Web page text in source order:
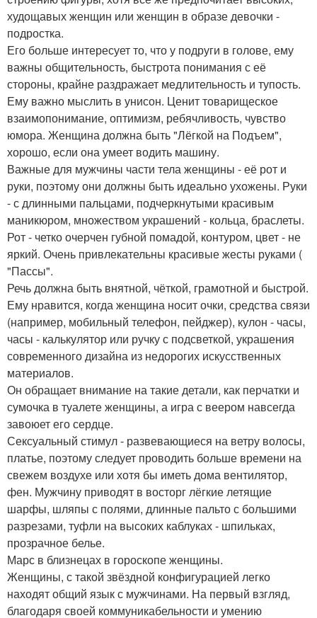
худощавых женщин или женщин в образе девочки -
подростка.
Его больше интересует то, что у подруги в голове, ему
важны общительность, быстрота понимания с её
стороны, крайне раздражает медлительность и тупость.
Ему важно мыслить в унисон. Ценит товарищеское
взаимопонимание, оптимизм, ребячливость, чувство
юмора. Женщина должна быть "Лёгкой на Подъем",
хорошо, если она умеет водить машину.
Важные для мужчины части тела женщины - её рот и
руки, поэтому они должны быть идеально ухожены. Руки
- с длинными пальцами, подчеркнутыми красивым
маникюром, множеством украшений - кольца, браслеты.
Рот - четко очерчен губной помадой, контуром, цвет - не
яркий. Очень привлекательны красивые жесты руками (
"Пассы".
Речь должна быть внятной, чёткой, грамотной и быстрой.
Ему нравится, когда женщина носит очки, средства связи
(например, мобильный телефон, пейджер), кулон - часы,
часы - калькулятор или ручку с подсветкой, украшения
современного дизайна из недорогих искусственных
материалов.
Он обращает внимание на такие детали, как перчатки и
сумочка в туалете женщины, а игра с веером навсегда
завоюет его сердце.
Сексуальный стимул - развевающиеся на ветру волосы,
платье, поэтому следует проводить больше времени на
свежем воздухе или хотя бы иметь дома вентилятор,
фен. Мужчину приводят в восторг лёгкие летящие
шарфы, шляпы с полями, длинные пальто с большими
разрезами, туфли на высоких каблуках - шпильках,
прозрачное белье.
Марс в близнецах в гороскопе женщины.
Женщины, с такой звёздной конфигурацией легко
находят общий язык с мужчинами. На первый взгляд,
благодаря своей коммуникабельности и умению